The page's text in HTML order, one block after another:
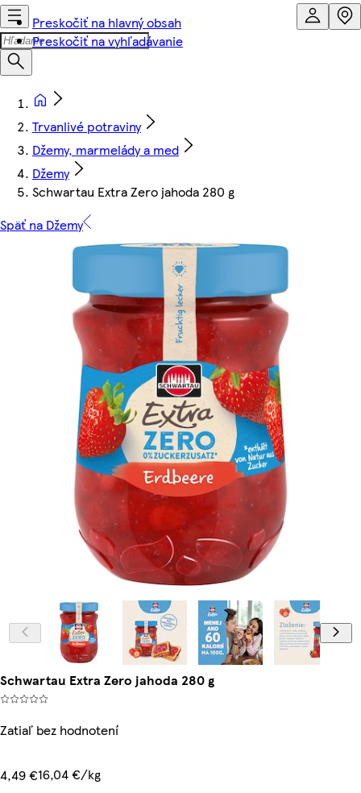
Preskočiť na hlavný obsah
Preskočiť na vyhľadávanie
Trvanlivé potraviny
Džemy, marmelády a med
Džemy
Schwartau Extra Zero jahoda 280 g
Späť na Džemy
Schwartau Extra Zero jahoda 280 g
Zatiaľ bez hodnotení
4,49 €16,04 €/kg